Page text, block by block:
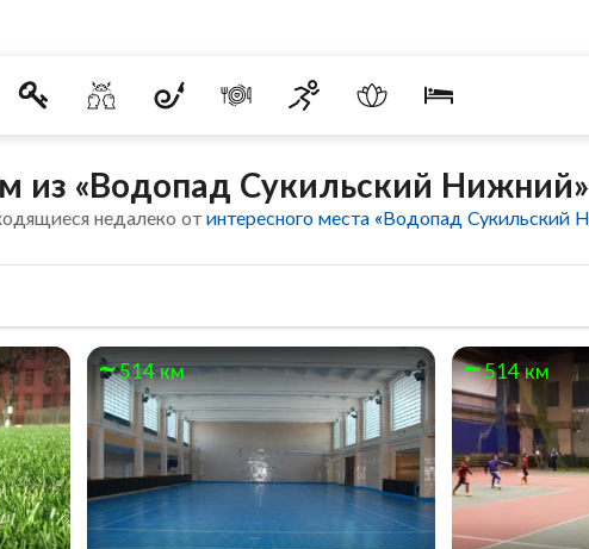
из «Водопад Сукильский Нижний»
недалеко отинтересного места «Водопад Сукильский
514 км 514 км